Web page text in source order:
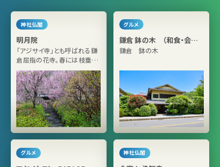
神社仏閣
明月院
「アジサイ寺」とも呼ばれる鎌
倉屈指の花寺。春には枝垂れ
桜が鎌倉一見事に咲き誇る
グルメ
鎌倉 鉢の木 （和食・会席
料理－ 鉢の木新館）
鎌倉 鉢の木
グルメ 神社仏閣